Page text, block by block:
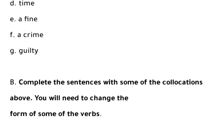
d. time
e. a fine
f. a crime
g. guilty
B. Complete the sentences with some of the collocations
above. You will need to change the
form of some of the verbs.